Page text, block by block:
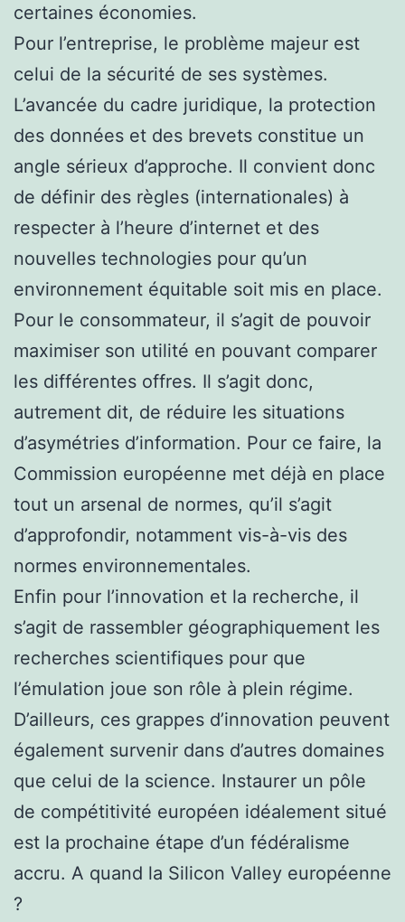
certaines économies.
Pour l’entreprise, le problème majeur est
celui de la sécurité de ses systèmes.
L’avancée du cadre juridique, la protection
des données et des brevets constitue un
angle sérieux d’approche. Il convient donc
de définir des règles (internationales) à
respecter à l’heure d’internet et des
nouvelles technologies pour qu’un
environnement équitable soit mis en place.
Pour le consommateur, il s’agit de pouvoir
maximiser son utilité en pouvant comparer
les différentes offres. Il s’agit donc,
autrement dit, de réduire les situations
d’asymétries d’information. Pour ce faire, la
Commission européenne met déjà en place
tout un arsenal de normes, qu’il s’agit
d’approfondir, notamment vis-à-vis des
normes environnementales.
Enfin pour l’innovation et la recherche, il
s’agit de rassembler géographiquement les
recherches scientifiques pour que
l’émulation joue son rôle à plein régime.
D’ailleurs, ces grappes d’innovation peuvent
également survenir dans d’autres domaines
que celui de la science. Instaurer un pôle
de compétitivité européen idéalement situé
est la prochaine étape d’un fédéralisme
accru. A quand la Silicon Valley européenne
?